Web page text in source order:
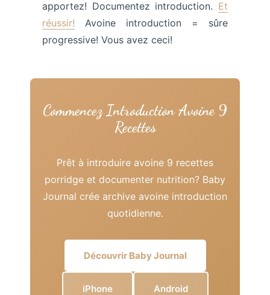
apportez! Documentez introduction. Et
réussir! Avoine introduction = sûre
progressive! Vous avez ceci!
Commencez Introduction Avoine 9
Recettes
Prêt à introduire avoine 9 recettes
porridge et documenter nutrition? Baby
Journal crée archive avoine introduction
quotidienne.
Découvrir Baby Journal
iPhone Android